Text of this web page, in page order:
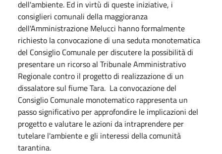
dell'ambiente. Ed in virtù di queste iniziative, i
consiglieri comunali della maggioranza
dell'Amministrazione Melucci hanno formalmente
richiesto la convocazione di una seduta monotematica
del Consiglio Comunale per discutere la possibilità di
presentare un ricorso al Tribunale Amministrativo
Regionale contro il progetto di realizzazione di un
dissalatore sul fiume Tara. La convocazione del
Consiglio Comunale monotematico rappresenta un
passo significativo per approfondire le implicazioni del
progetto e valutare le azioni da intraprendere per
tutelare l'ambiente e gli interessi della comunità
tarantina.